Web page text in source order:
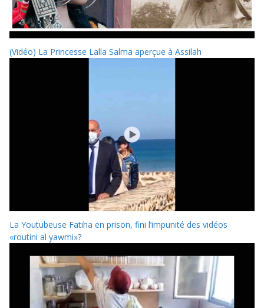
(Vidéo) La Princesse Lalla Salma aperçue à Assilah
La Youtubeuse Fatiha en prison, fini l’impunité des vidéos
«routini al yawmi»?